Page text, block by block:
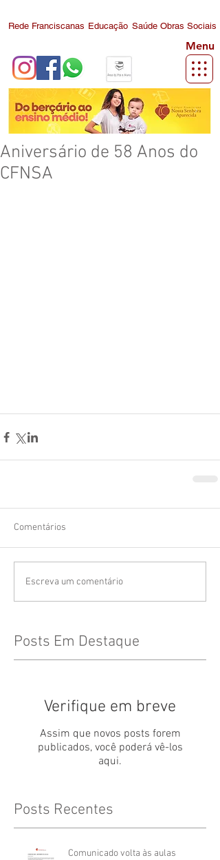
Rede Franciscanas Educação Saúde Obras Sociais
Menu
Aniversário de 58 Anos do
CFNSA
Comentários
Escreva um comentário
Posts Em Destaque
Verifique em breve
Assim que novos posts forem
publicados, você poderá vê-los
aqui.
Posts Recentes
Comunicado volta às aulas